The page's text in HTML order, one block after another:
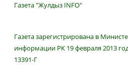
Газета "Жулдыз INFO"
Газета зарегистрирована в
информации РК 19 февраля 2013
13391-Г